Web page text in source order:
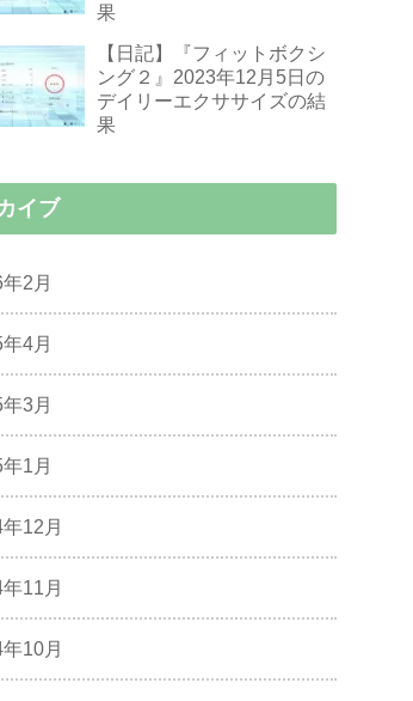
果
【日記】『フィットボクシ
ング２』2023年12月5日の
デイリーエクササイズの結
果
イブ
2月
4月
3月
1月
12月
11月
10月